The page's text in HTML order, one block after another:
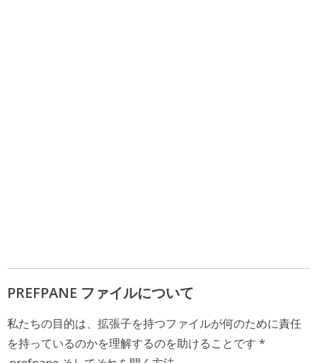
PREFPANE ファイルについて
私たちの目的は、拡張子を持つファイルが何のために責任
を持っているのかを理解するのを助けることです *